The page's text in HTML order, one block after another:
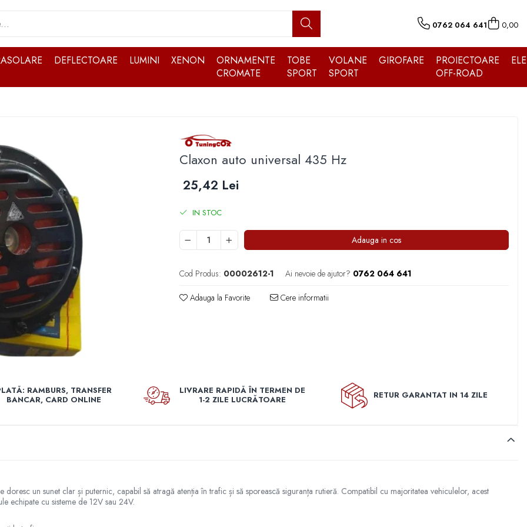
0762 064 641 0,00
DEFLECTOARE LUMINI XENON
ORNAMENTE
CROMATE
TOBE
SPORT
VOLANE
SPORT
GIROFARE
PROIECTOARE
OFF-ROAD
Claxon auto universal 435 Hz
25,42 Lei
IN STOC
Adauga in cos
Cod Produs: 00002612-1 Ai nevoie de ajutor? 0762 064 641
Adauga la Favorite Cere informatii
RAMBURS, TRANSFER
BANCAR, CARD ONLINE
LIVRARE RAPIDĂ ÎN TERMEN DE
1-2 ZILE LUCRĂTOARE
RETUR GARANTAT IN 14 ZILE
un sunet clar și puternic, capabil să atragă atenția în trafic și să sporească siguranța rutieră. Compatibil cu majoritatea vehiculelor, acest
echipate cu sisteme de 12V sau 24V.